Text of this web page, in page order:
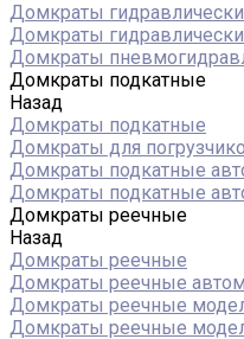
Домкраты
Домкраты
Домкраты
Домкраты подкатные
Назад
Домкраты подкатные
Домкраты для
Домкраты подкатные
Домкраты подкатные
Домкраты реечные
Назад
Домкраты реечные
Домкраты реечные
Домкраты реечные
Домкраты реечные